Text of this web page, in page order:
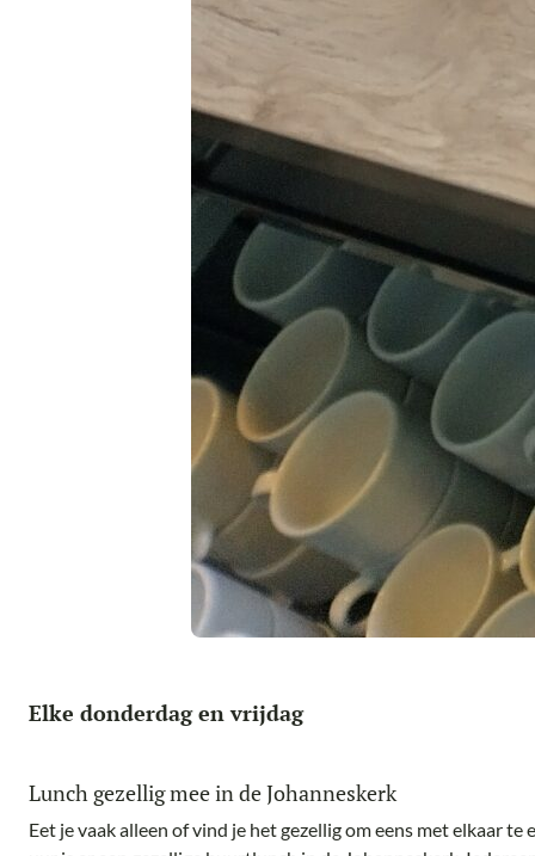
Elke donderdag en vrijdag
Lunch gezellig mee in de Johanneskerk
Eet je vaak alleen of vind je het gezellig om eens met elkaar